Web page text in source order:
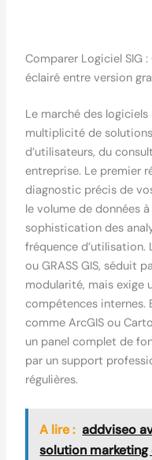
Comparer Logiciel SIG
éclairé entre version
Le marché des
multiplicité de
d’utilisateurs, du
entreprise. Le premier
diagnostic précis de
le volume de données
sophistication des
fréquence d’utilisation.
ou GRASS GIS, séduit
modularité, mais exige
compétences internes.
comme ArcGIS ou
un panel complet de
par un support
régulières.
A lire : addviseo
solution